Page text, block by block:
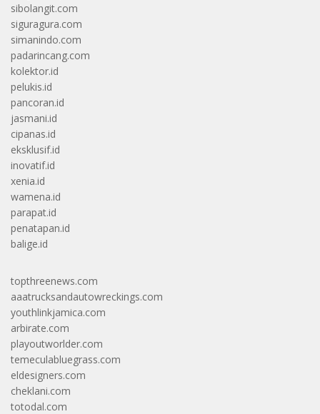
sibolangit.com
siguragura.com
simanindo.com
padarincang.com
kolektor.id
pelukis.id
pancoran.id
jasmani.id
cipanas.id
eksklusif.id
inovatif.id
xenia.id
wamena.id
parapat.id
penatapan.id
balige.id
topthreenews.com
aaatrucksandautowreckings.com
youthlinkjamica.com
arbirate.com
playoutworlder.com
temeculabluegrass.com
eldesigners.com
cheklani.com
totodal.com